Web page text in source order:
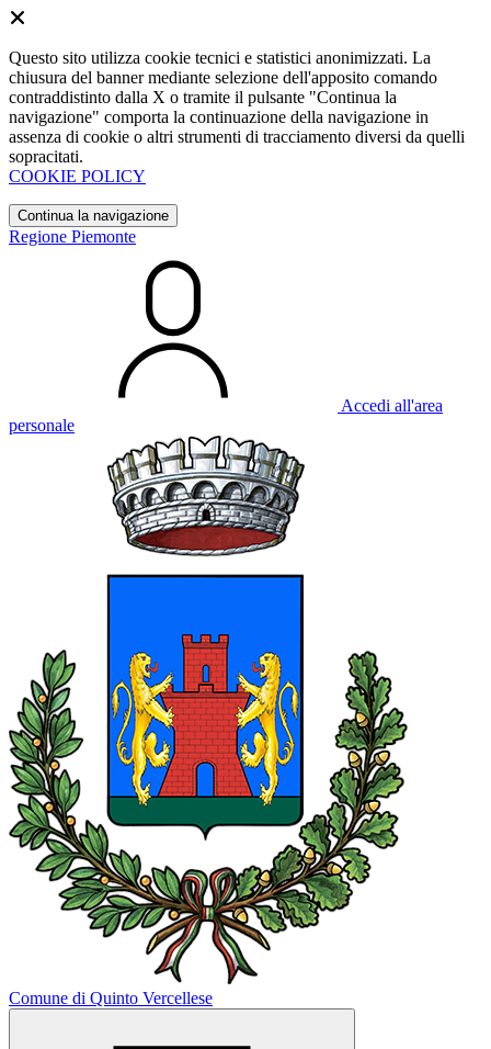
Questo sito utilizza cookie tecnici e statistici anonimizzati. La
chiusura del banner mediante selezione dell'apposito comando
contraddistinto dalla X o tramite il pulsante "Continua la
navigazione" comporta la continuazione della navigazione in
assenza di cookie o altri strumenti di tracciamento diversi da quelli
sopracitati.
COOKIE POLICY
Continua la navigazione
Regione Piemonte
Accedi all'area
personale
Comune di Quinto Vercellese